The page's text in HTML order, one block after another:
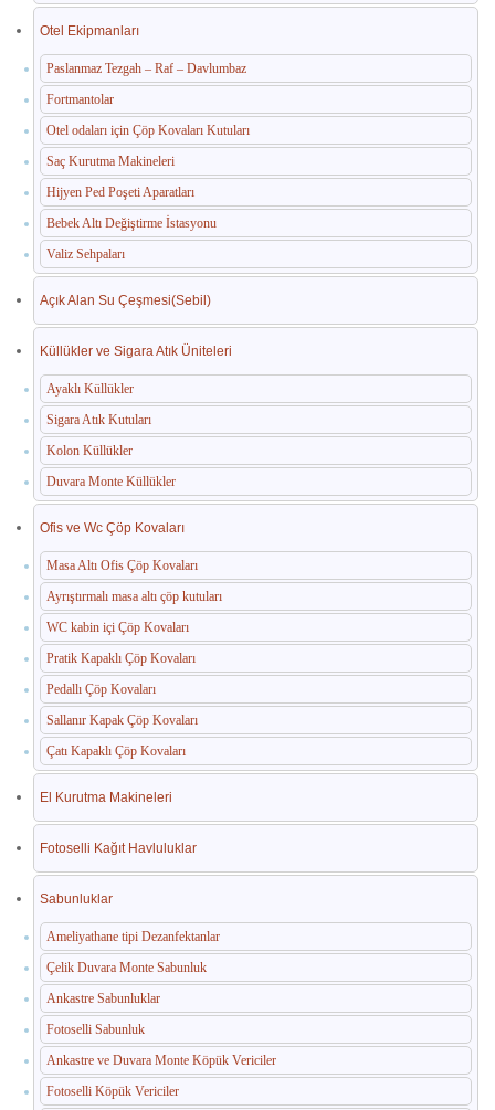
Otel Ekipmanları
Paslanmaz Tezgah – Raf – Davlumbaz
Fortmantolar
Otel odaları için Çöp Kovaları Kutuları
Saç Kurutma Makineleri
Hijyen Ped Poşeti Aparatları
Bebek Altı Değiştirme İstasyonu
Valiz Sehpaları
Açık Alan Su Çeşmesi(Sebil)
Küllükler ve Sigara Atık Üniteleri
Ayaklı Küllükler
Sigara Atık Kutuları
Kolon Küllükler
Duvara Monte Küllükler
Ofis ve Wc Çöp Kovaları
Masa Altı Ofis Çöp Kovaları
Ayrıştırmalı masa altı çöp kutuları
WC kabin içi Çöp Kovaları
Pratik Kapaklı Çöp Kovaları
Pedallı Çöp Kovaları
Sallanır Kapak Çöp Kovaları
Çatı Kapaklı Çöp Kovaları
El Kurutma Makineleri
Fotoselli Kağıt Havluluklar
Sabunluklar
Ameliyathane tipi Dezanfektanlar
Çelik Duvara Monte Sabunluk
Ankastre Sabunluklar
Fotoselli Sabunluk
Ankastre ve Duvara Monte Köpük Vericiler
Fotoselli Köpük Vericiler